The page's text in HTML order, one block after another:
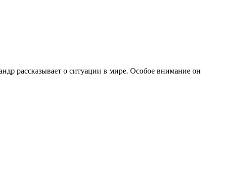
рассказывает о ситуации в мире. Особое внимание он